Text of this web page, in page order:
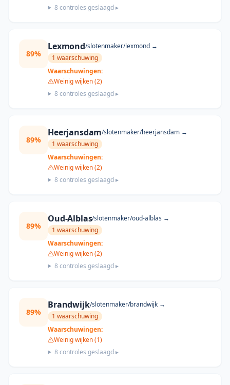
8controles geslaagd ▸
89%
Lexmond/slotenmaker/lexmond→
1 waarschuwing
Waarschuwingen:
Weinig wijken (2)
8controles geslaagd ▸
89%
Heerjansdam/slotenmaker/heerjansdam →
1 waarschuwing
Waarschuwingen:
Weinig wijken (2)
8controles geslaagd ▸
89%
Oud-Alblas/slotenmaker/oud-alblas →
1 waarschuwing
Waarschuwingen:
Weinig wijken (2)
8controles geslaagd ▸
89%
Brandwijk/slotenmaker/brandwijk→
1 waarschuwing
Waarschuwingen:
Weinig wijken (1)
8controles geslaagd ▸